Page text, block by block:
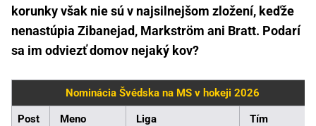
korunky však nie sú v najsilnejšom zložení, keďže
nenastúpia Zibanejad, Markström ani Bratt. Podarí
sa im odviezť domov nejaký kov?
Nominácia Švédska na MS v hokeji 2026
Post Meno Liga Tím